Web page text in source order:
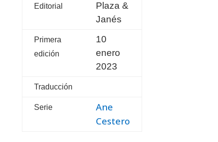
Editorial
Plaza &
Janés
Primera
edición
10
enero
2023
Traducción
Serie
Ane
Cestero